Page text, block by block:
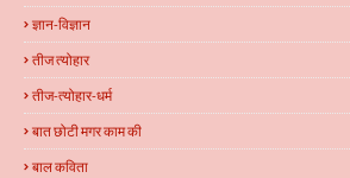
ज्ञान-विज्ञान
तीज त्योहार
तीज-त्योहार-धर्म
बात छोटी मगर काम की
बाल कविता